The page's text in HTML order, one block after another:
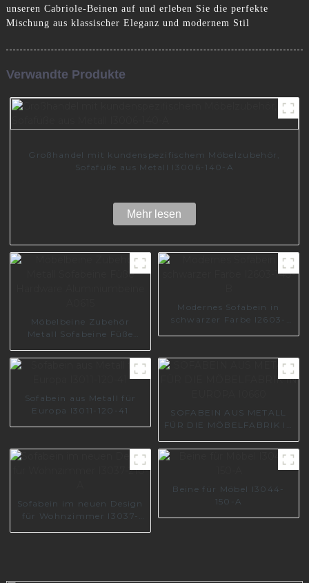
unseren Cabriole-Beinen auf und erleben Sie die perfekte
Mischung aus klassischer Eleganz und modernem Stil
Verwandte Produkte
Großhandel mit kundenspezifischem Möbelzubehör,
Sofafüße aus Metall I3006-140-A
Mehr lesen
Möbelbeine Zubehör
Metall Sofabeine Füße
Aluminiumbeine A0615
Modernes Sofabein in
schwarzer Farbe I2603-
Sofabein aus Metall für
Europa I3011-120-41
SOFABEIN AUS METALL
FÜR DIE MÖBELFABRIK IN
Sofabein im neuen Design
für Wohnzimmer I3037-
Beine für Möbel I3044-
150-A